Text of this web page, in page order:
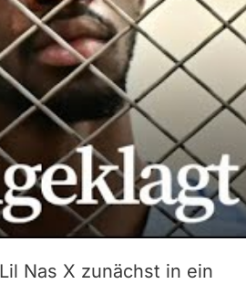
Nas X zunächst in ein